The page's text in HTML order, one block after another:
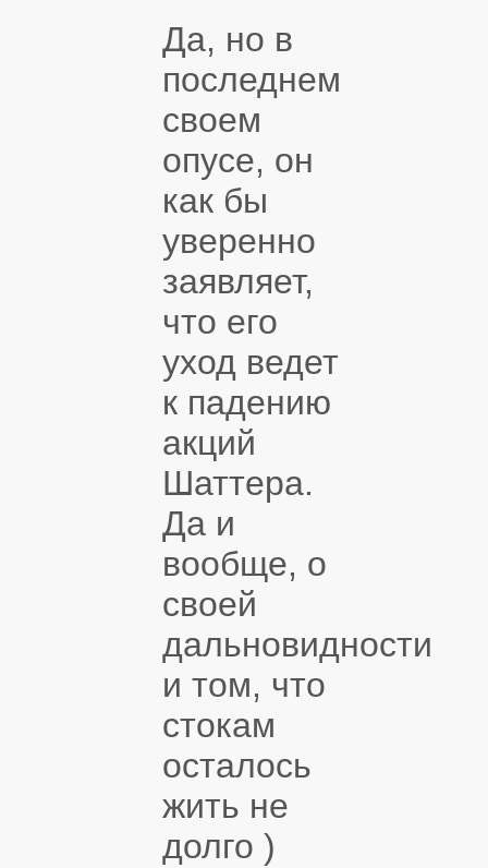
Да, но в
последнем
своем
опусе, он
как бы
уверенно
заявляет,
что его
уход ведет
к падению
акций
Шаттера.
Да и
вообще, о
своей
дальновидности
и том, что
стокам
осталось
жить не
долго )